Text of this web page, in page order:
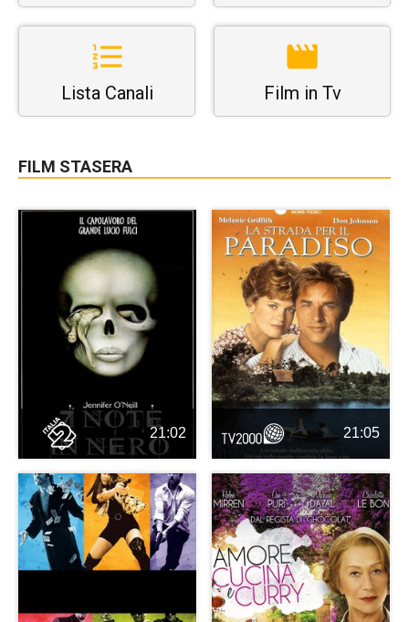
Lista Canali Film in Tv
FILM STASERA
21:02 21:05